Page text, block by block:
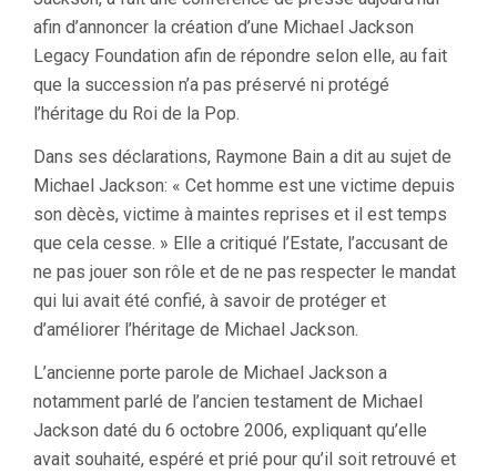
afin d’annoncer la création d’une Michael Jackson
Legacy Foundation afin de répondre selon elle, au fait
que la succession n’a pas préservé ni protégé
l’héritage du Roi de la Pop.
Dans ses déclarations, Raymone Bain a dit au sujet de
Michael Jackson: « Cet homme est une victime depuis
son dècès, victime à maintes reprises et il est temps
que cela cesse. » Elle a critiqué l’Estate, l’accusant de
ne pas jouer son rôle et de ne pas respecter le mandat
qui lui avait été confié, à savoir de protéger et
d’améliorer l’héritage de Michael Jackson.
L’ancienne porte parole de Michael Jackson a
notamment parlé de l’ancien testament de Michael
Jackson daté du 6 octobre 2006, expliquant qu’elle
avait souhaité, espéré et prié pour qu’il soit retrouvé et